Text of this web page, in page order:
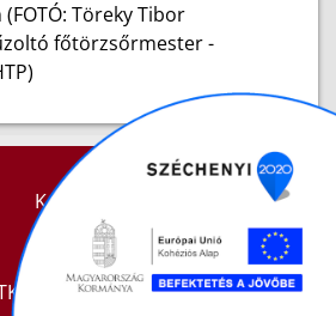
Töreky Tibor
főtörzsőrmester -
KAPCSOLAT
IMPRESSZUM
TÁJÉKOZTATÓ